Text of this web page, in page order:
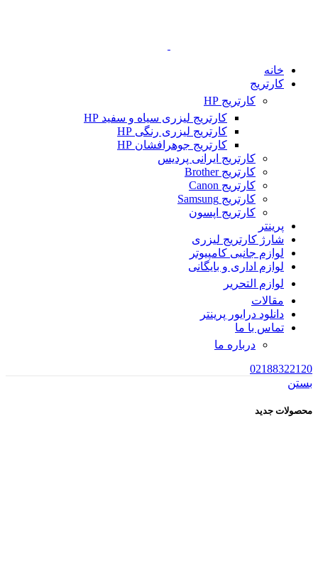
خانه
کارتریج
کارتریج HP
کارتریج لیزری سیاه و سفید HP
کارتریج لیزری رنگی HP
کارتریج جوهرافشان HP
کارتریج ایرانی پردیس
کارتریج Brother
کارتریج Canon
کارتریج Samsung
کارتریج اپسون
پرینتر
شارژ کارتریج لیزری
لوازم جانبی کامپیوتر
لوازم اداری و بایگانی
لوازم التحریر
مقالات
دانلود درایور پرینتر
تماس با ما
درباره ما
02188322120
بستن
محصولات جدید